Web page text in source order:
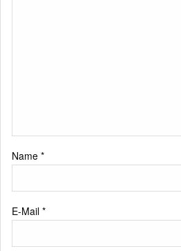
Name *
E-Mail *